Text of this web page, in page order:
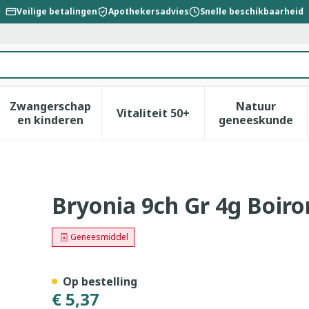
Veilige betalingen Apothekersadvies Snelle beschikbaarheid
verzorging en hygiëne categorie
voor Dieet, voeding en vitamines categorie
Zwangerschap
en kinderenToon submenu voor Zwangerschap en
Vitaliteit 50+Toon submenu voor
Natuur
geneeskunde
Toon
Bryonia 9ch Gr 4g
Geneesmiddel
€ 5,37
Op bestelling